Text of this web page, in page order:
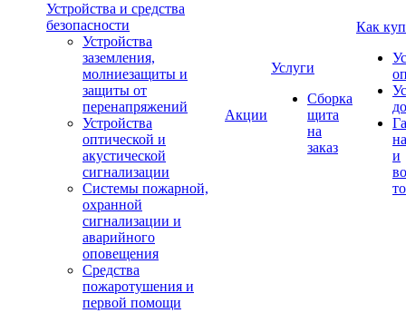
Устройства и средства
безопасности
Устройства
заземления,
молниезащиты и
защиты от
перенапряжений
Устройства
оптической и
акустической
сигнализации
Системы пожарной,
охранной
сигнализации и
аварийного
оповещения
Средства
пожаротушения и
первой помощи
Акции
Услуги
Сборка
щита
на
заказ
Как
и